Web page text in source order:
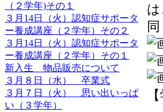
（２学年)その１
３月14日（火）認知症サポータ
ー養成講座（２学年）その２
３月14日（火）認知症サポータ
ー養成講座（２学年）その１
新入生 物品販売について
３月８日（水） 卒業式
３月７日（火） 思い出いっぱ
い（３学年）